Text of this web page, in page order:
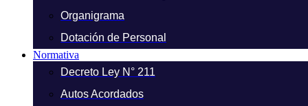
Organigrama
Dotación de Personal
Normativa
Decreto Ley N° 211
Autos Acordados